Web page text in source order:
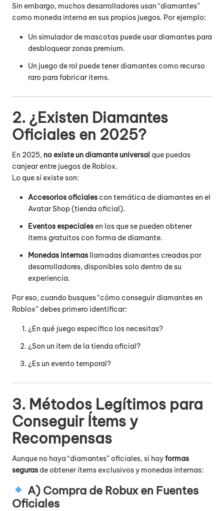
Sin embargo, muchos desarrolladores usan “diamantes”
como moneda interna en sus propios juegos. Por ejemplo:
Un simulador de mascotas puede usar diamantes para
desbloquear zonas premium.
Un juego de rol puede tener diamantes como recurso
raro para fabricar ítems.
2. ¿Existen Diamantes
Oficiales en 2025?
En 2025, no existe un diamante universal que puedas
canjear entre juegos de Roblox.
Lo que sí existe son:
Accesorios oficiales con temática de diamantes en el
Avatar Shop (tienda oficial).
Eventos especiales en los que se pueden obtener
ítems gratuitos con forma de diamante.
Monedas internas llamadas diamantes creadas por
desarrolladores, disponibles solo dentro de su
experiencia.
Por eso, cuando busques “cómo conseguir diamantes en
Roblox” debes primero identificar:
¿En qué juego específico los necesitas?
¿Son un ítem de la tienda oficial?
¿Es un evento temporal?
3. Métodos Legítimos para
Conseguir Ítems y
Recompensas
Aunque no haya “diamantes” oficiales, sí hayformas
seguras de obtener ítems exclusivos y monedas internas:
A) Compra de Robux en Fuentes
Oficiales